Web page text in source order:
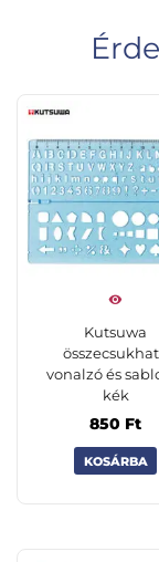
Kutsuwa
vonalzó és
kék
850 Ft
KOSÁRBA